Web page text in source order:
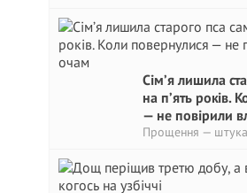
Сім’я лишила
на п’ять років.
— не повірили
Прощення —